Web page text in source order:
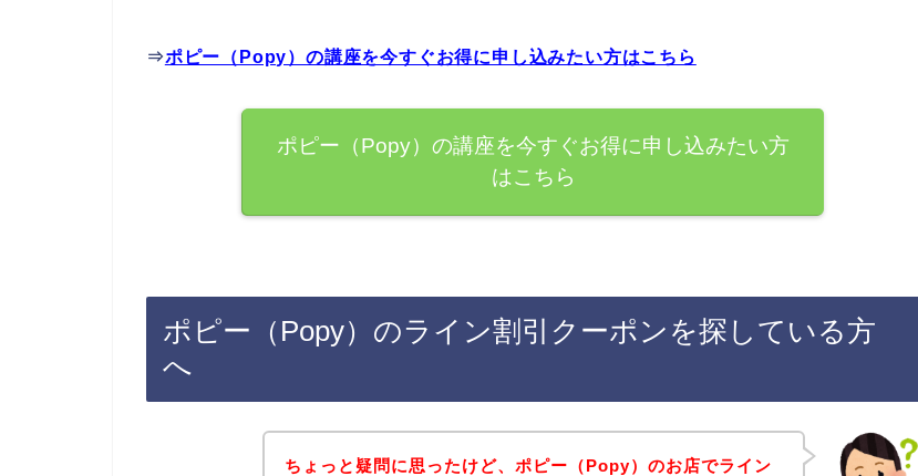
⇒ポピー（Popy）の講座を今すぐお得に申し込みたい方はこちら
ポピー（Popy）の講座を今すぐお得に申し込みたい方
はこちら
ポピー（Popy）のライン割引クーポンを探している方
へ
ちょっと疑問に思ったけど、ポピー（Popy）のお店でライン